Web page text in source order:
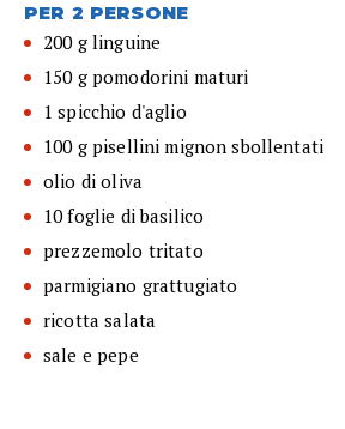
PER 2 PERSONE
200 g linguine
150 g pomodorini maturi
1 spicchio d'aglio
100 g pisellini mignon sbollentati
olio di oliva
10 foglie di basilico
prezzemolo tritato
parmigiano grattugiato
ricotta salata
sale e pepe